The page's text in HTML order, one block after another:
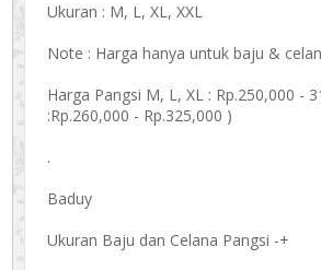
Ukuran : M, L, XL, XXL
Note : Harga hanya untuk baju &
Harga Pangsi M, L, XL : Rp.250,000 -
:Rp.260,000 - Rp.325,000 )
.
Baduy
Ukuran Baju dan Celana Pangsi -+